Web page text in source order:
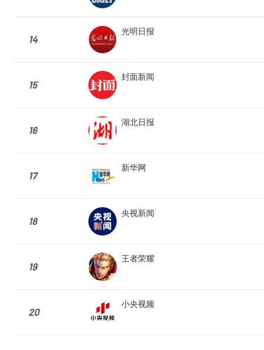
14
光明日报
15
封面新闻
16
湖北日报
17
新华网
18
央视新闻
19
王者荣耀
20
小央视频